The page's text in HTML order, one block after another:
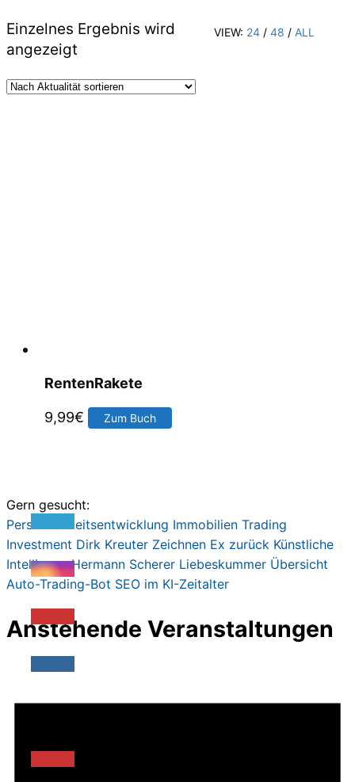
VIEW: 24 / 48 / ALL
Einzelnes Ergebnis wird
angezeigt
RentenRakete
9,99€ Zum Buch
Gern gesucht:
Persönlichkeitsentwicklung Immobilien Trading
Investment Dirk Kreuter Zeichnen Ex zurück Künstliche
Intelligenz Hermann Scherer Liebeskummer Übersicht
Auto-Trading-Bot SEO im KI-Zeitalter
Anstehende Veranstaltungen